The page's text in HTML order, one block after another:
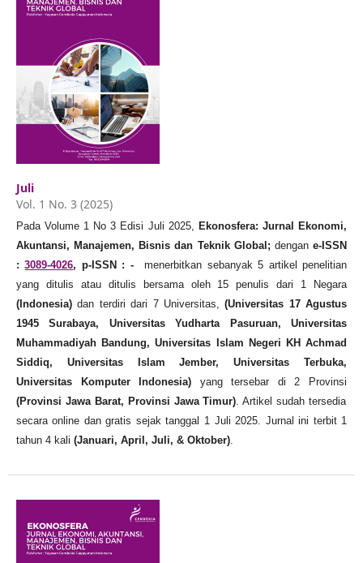
Juli
Vol. 1 No. 3 (2025)
Pada Volume 1 No 3 Edisi Juli 2025,
Ekonosfera: Jurnal Ekonomi,
Akuntansi, Manajemen, Bisnis dan Teknik Global; dengane-ISSN
:3089-4026, p-ISSN : - menerbitkan sebanyak 5 artikel penelitian
yang ditulis atau ditulis bersama oleh 15 penulis dari 1 Negara
(Indonesia)dan terdiri dari 7 Universitas,(Universitas 17 Agustus
1945 Surabaya, Universitas Yudharta Pasuruan, Universitas
Muhammadiyah Bandung, Universitas Islam Negeri KH Achmad
Siddiq, Universitas Islam Jember, Universitas Terbuka,
Universitas Komputer Indonesia) yang tersebar di 2 Provinsi
(Provinsi Jawa Barat, Provinsi Jawa Timur) . Artikel sudah tersedia
secara online dan gratis sejak tanggal 1 Juli 2025. Jurnal ini terbit 1
tahun 4 kali (Januari, April, Juli, & Oktober).